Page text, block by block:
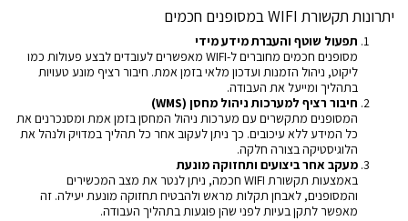
יתרונות תקשורת WIFI במסופנים חכמים
תפעול שוטף והעברת מידע מידי
מסופנים חכמים מחוברים ל-WIFI מאפשרים לעובדים לבצע פעולות כמו
ליקוט, ניהול הזמנות ועדכון מלאי בזמן אמת. חיבור רציף מונע טעויות
בתהליך ומייעל את העבודה.
חיבור רציף למערכות ניהול מחסן (WMS)
המסופנים מתקשרים עם מערכות ניהול המחסן בזמן אמת ומסנכרנים את
כל המידע ללא עיכובים. כך ניתן לעקוב אחר כל תהליך במדויק ולנהל את
הלוגיסטיקה בצורה חלקה.
מעקב אחר ביצועים ותחזוקה מונעת
באמצעות תקשורת WIFI חכמה, ניתן לנטר את מצב המכשירים
והמסופנים, לאבחן תקלות מראש ולהבטיח תחזוקה מונעת יעילה. זה
מאפשר לתקן בעיות לפני שהן פוגעות בתהליך העבודה.